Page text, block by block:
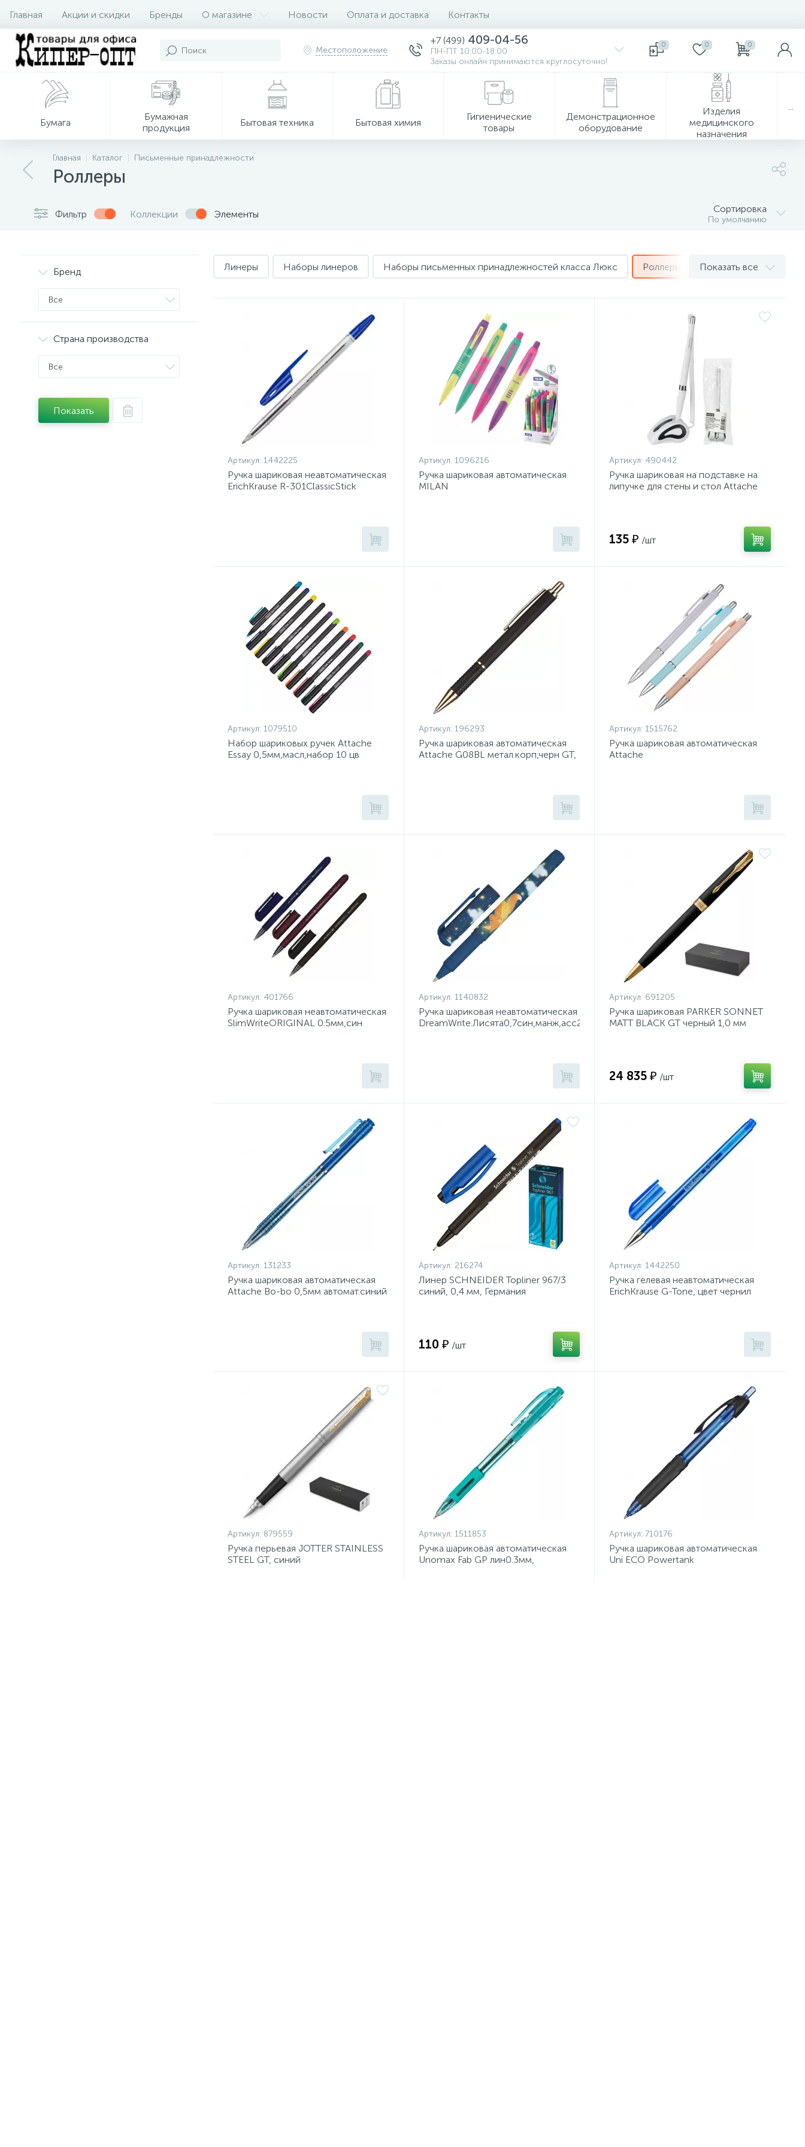
Главная Акции и скидки Бренды О магазине Новости Оплата и доставка Контакты
Местоположение
+7 (499) 409-04-56
ПН-ПТ 10:00-18:00
Заказы онлайн принимаются круглосуточно!
0 0 0
Бумага
Бумажная
продукция
Бытовая техника Бытовая химия
Гигиенические
товары
Демонстрационное
оборудование
Изделия
медицинского
назначения
Главная Каталог Письменные принадлежности
Роллеры
Фильтр Коллекции Элементы Сортировка
По умолчанию
Бренд
Все
Страна производства
Все
Показать
Линеры Наборы линеров Наборы письменных принадлежностей класса Люкс Роллеры Ручки гелевые
Показать все
Артикул: 1442225
Ручка шариковая неавтоматическая
ErichKrause R-301ClassicStick
Артикул: 1096216
Ручка шариковая автоматическая
MILAN
Артикул: 490442
Ручка шариковая на подставке на
липучке для стены и стол Attache
135 ₽ /шт
Артикул: 1079510
Набор шариковых ручек Attache
Essay 0,5мм,масл,набор 10 цв
Артикул: 196293
Ручка шариковая автоматическая
Attache G08BL метал.корп,черн GT,
Артикул: 1515762
Ручка шариковая автоматическая
Attache
Артикул: 401766
Ручка шариковая неавтоматическая
SlimWriteORIGINAL 0.5мм,син
Артикул: 1140832
Ручка шариковая неавтоматическая
DreamWrite.Лисята0,7син,манж,асс20-
Артикул: 691205
Ручка шариковая PARKER SONNET
MATT BLACK GT черный 1,0 мм
24 835 ₽ /шт
Артикул: 131233
Ручка шариковая автоматическая
Attache Bo-bo 0,5мм автомат.синий
Артикул: 216274
Линер SCHNEIDER Topliner 967/3
синий, 0,4 мм, Германия
110 ₽ /шт
Артикул: 1442250
Ручка гелевая неавтоматическая
ErichKrause G-Tone, цвет чернил
Артикул: 879559
Ручка перьевая JOTTER STAINLESS
STEEL GT, синий
Артикул: 1511853
Ручка шариковая автоматическая
Unomax Fab GP лин0.3мм,
Артикул:710176
Ручка шариковая автоматическая
Uni ECO Powertank